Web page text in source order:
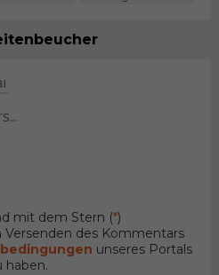
mit dem Stern (*)
des Kommentars
unseres Portals
haben.